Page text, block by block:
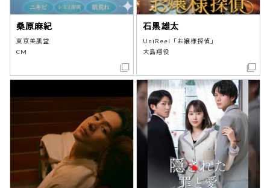
桑原麻紀
東京美肌堂
CM
石黒雄太
UniReel「お嬢様探偵」
大島翔役